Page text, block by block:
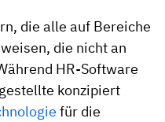
die alle auf Bereiche
die nicht an
HR-Software
konzipiert
für die